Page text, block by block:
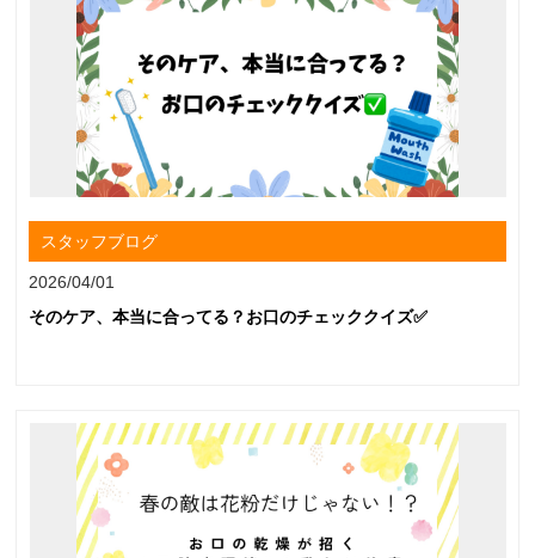
スタッフブログ
2026/04/01
そのケア、本当に合ってる？お口のチェッククイズ✅